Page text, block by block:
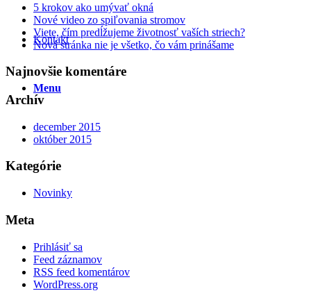
Kontakt
Menu
5 krokov ako umývať okná
Nové video zo spiľovania stromov
Viete, čím predĺžujeme životnosť vaších striech?
Nová stránka nie je všetko, čo vám prinášame
Najnovšie komentáre
Archív
december 2015
október 2015
Kategórie
Novinky
Meta
Prihlásiť sa
Feed záznamov
RSS feed komentárov
WordPress.org